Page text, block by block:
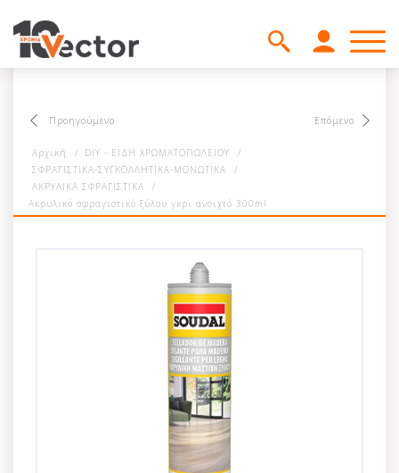
Προηγούμενο Επόμενο
Αρχική / DIY - ΕΙΔΗ ΧΡΩΜΑΤΟΠΩΛΕΙΟΥ
/
ΣΦΡΑΓΙΣΤΙΚΑ-ΣΥΓΚΟΛΛΗΤΙΚΑ-ΜΟΝΩΤΙΚΑ
/
ΑΚΡΥΛΙΚΑ ΣΦΡΑΓΙΣΤΙΚΑ
/
Ακρυλικό σφραγιστικό ξύλου γκρι ανοιχτό 300ml